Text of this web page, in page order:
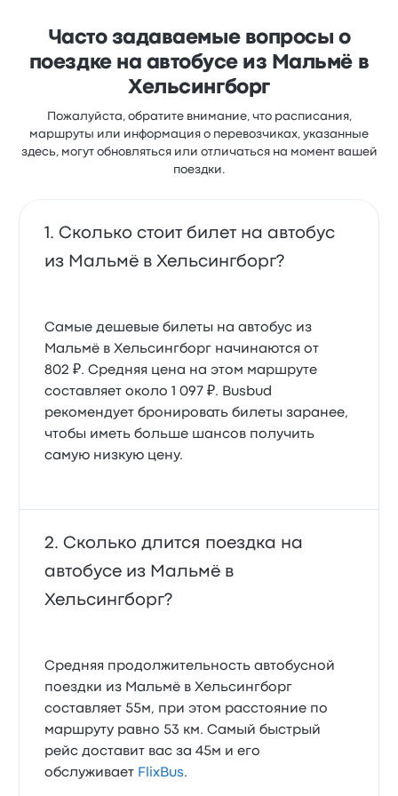
Часто задаваемые вопросы о
поездке на автобусе из Мальмё в
Хельсингборг
Пожалуйста, обратите внимание, что расписания,
маршруты или информация о перевозчиках, указанные
здесь, могут обновляться или отличаться на момент вашей
поездки.
Сколько стоит билет на автобус
из Мальмё в Хельсингборг?
Самые дешевые билеты на автобус из
Мальмё в Хельсингборг начинаются от
802 ₽. Средняя цена на этом маршруте
составляет около 1 097 ₽. Busbud
рекомендует бронировать билеты заранее,
чтобы иметь больше шансов получить
самую низкую цену.
Сколько длится поездка на
автобусе из Мальмё в
Хельсингборг?
Средняя продолжительность автобусной
поездки из Мальмё в Хельсингборг
составляет 55м, при этом расстояние по
маршруту равно 53 км. Самый быстрый
рейс доставит вас за 45м и его
обслуживает FlixBus.